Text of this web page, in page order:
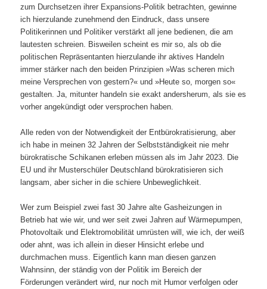
zum Durchsetzen ihrer Expansions-Politik betrachten, gewinne
ich hierzulande zunehmend den Eindruck, dass unsere
Politikerinnen und Politiker verstärkt all jene bedienen, die am
lautesten schreien. Bisweilen scheint es mir so, als ob die
politischen Repräsentanten hierzulande ihr aktives Handeln
immer stärker nach den beiden Prinzipien »Was scheren mich
meine Versprechen von gestern?« und »Heute so, morgen so«
gestalten. Ja, mitunter handeln sie exakt andersherum, als sie es
vorher angekündigt oder versprochen haben.
Alle reden von der Notwendigkeit der Entbürokratisierung, aber
ich habe in meinen 32 Jahren der Selbstständigkeit nie mehr
bürokratische Schikanen erleben müssen als im Jahr 2023. Die
EU und ihr Musterschüler Deutschland bürokratisieren sich
langsam, aber sicher in die schiere Unbeweglichkeit.
Wer zum Beispiel zwei fast 30 Jahre alte Gasheizungen in
Betrieb hat wie wir, und wer seit zwei Jahren auf Wärmepumpen,
Photovoltaik und Elektromobilität umrüsten will, wie ich, der weiß
oder ahnt, was ich allein in dieser Hinsicht erlebe und
durchmachen muss. Eigentlich kann man diesen ganzen
Wahnsinn, der ständig von der Politik im Bereich der
Förderungen verändert wird, nur noch mit Humor verfolgen oder